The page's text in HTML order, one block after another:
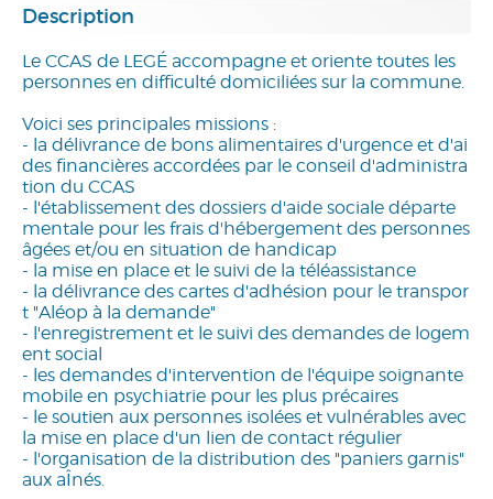
Description
Le CCAS de LEGÉ accompagne et oriente toutes les
personnes en difficulté domiciliées sur la commune.
Voici ses principales missions :
- la délivrance de bons alimentaires d'urgence et d'ai
des financières accordées par le conseil d'administra
tion du CCAS
- l'établissement des dossiers d'aide sociale départe
mentale pour les frais d'hébergement des personnes
âgées et/ou en situation de handicap
- la mise en place et le suivi de la téléassistance
- la délivrance des cartes d'adhésion pour le transpor
t "Aléop à la demande"
- l'enregistrement et le suivi des demandes de logem
ent social
- les demandes d'intervention de l'équipe soignante
mobile en psychiatrie pour les plus précaires
- le soutien aux personnes isolées et vulnérables avec
la mise en place d'un lien de contact régulier
- l'organisation de la distribution des "paniers garnis"
aux aÎnés.